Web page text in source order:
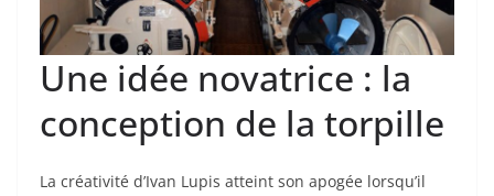
Une idée novatrice : la
conception de la torpille
La créativité d’Ivan Lupis atteint son apogée lorsqu’il